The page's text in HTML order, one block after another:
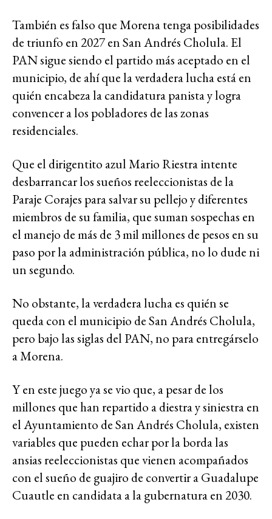
También es falso que Morena tenga posibilidades
de triunfo en 2027 en San Andrés Cholula. El
PAN sigue siendo el partido más aceptado en el
municipio, de ahí que la verdadera lucha está en
quién encabeza la candidatura panista y logra
convencer a los pobladores de las zonas
residenciales.
Que el dirigentito azul Mario Riestra intente
desbarrancar los sueños reeleccionistas de la
Paraje Corajes para salvar su pellejo y diferentes
miembros de su familia, que suman sospechas en
el manejo de más de 3 mil millones de pesos en su
paso por la administración pública, no lo dude ni
un segundo.
No obstante, la verdadera lucha es quién se
queda con el municipio de San Andrés Cholula,
pero bajo las siglas del PAN, no para entregárselo
a Morena.
Y en este juego ya se vio que, a pesar de los
millones que han repartido a diestra y siniestra en
el Ayuntamiento de San Andrés Cholula, existen
variables que pueden echar por la borda las
ansias reeleccionistas que vienen acompañados
con el sueño de guajiro de convertir a Guadalupe
Cuautle en candidata a la gubernatura en 2030.